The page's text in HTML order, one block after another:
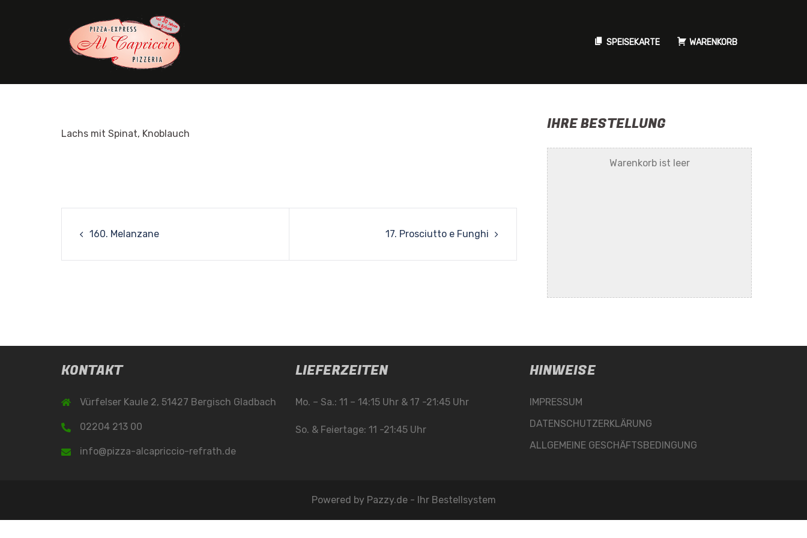
SPEISEKARTE WARENKORB
Lachs mit Spinat, Knoblauch
Post
navigation
160. Melanzane 17. Prosciutto e Funghi
IHRE BESTELLUNG
Warenkorb ist leer
KONTAKT
Vürfelser Kaule 2, 51427 Bergisch Gladbach
02204 213 00
info@pizza-alcapriccio-refrath.de
LIEFERZEITEN
Mo. – Sa.: 11 – 14:15 Uhr & 17 -21:45 Uhr
So. & Feiertage: 11 -21:45 Uhr
HINWEISE
IMPRESSUM
DATENSCHUTZERKLÄRUNG
ALLGEMEINE GESCHÄFTSBEDINGUNG
Powered by Pazzy.de - Ihr Bestellsystem